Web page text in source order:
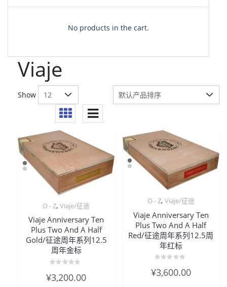
Viaje
Show
O - Z,Viaje/征途
Viaje Anniversary Ten
Plus Two And A Half
Gold/征途周年系列12.5
周年金标
分
¥3,200.00
O - Z, Viaje/征途
Viaje Anniversary Ten
Plus Two And A Half
Red/征途周年系列12.5周
年红标
分
¥3,600.00
No products in the cart.